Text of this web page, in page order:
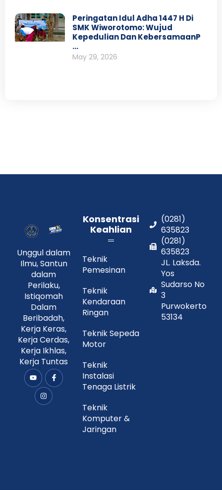
Peringatan Idul Adha 1447 H Di
SMK Wiworotomo: Wujud
Kepedulian Dan KebersamaanP
…
May 29, 2026
Unggul dalam
Ilmu, Santun
dalam
Perilaku,
Istiqomah
Dalam
Beribadah,
Kerja Keras,
Kerja Cerdas,
Kerja Ikhlas,
Kerja Tuntas
Y
o
u
t
u
F
a
n
s
t
a
Konsentrasi
Keahlian
Teknik
Pemesinan
Teknik
Kendaraan
Ringan
Teknik Sepeda
Motor
Teknik
Instalasi
Tenaga Listrik
Teknik
Komputer &
Jaringan
(0281)
635823
(0281)
635823
JL. Laksda.
Yos
Sudarso No
3
Purwokerto
53134